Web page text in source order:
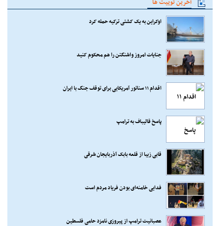
آخرین توییت ها
اوکراین به یک کشتی ترکیه حمله کرد
جنایات امروز واشنگتن را هم محکوم کنید
اقدام ۱۱ سناتور آمریکایی برای توقف جنگ با ایران
پاسخ قالیباف به ترامپ
قابی زیبا از قلعه بابک آذربایجان شرقی
فدایی خامنه‌ای بودن فریاد مردم است
عصبانیت ترامپ از پیروزی نامزد حامی فلسطین